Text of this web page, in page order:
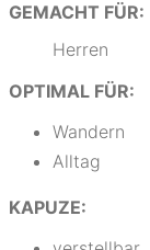
GEMACHT FÜR:
Herren
OPTIMAL FÜR:
Wandern
Alltag
KAPUZE: